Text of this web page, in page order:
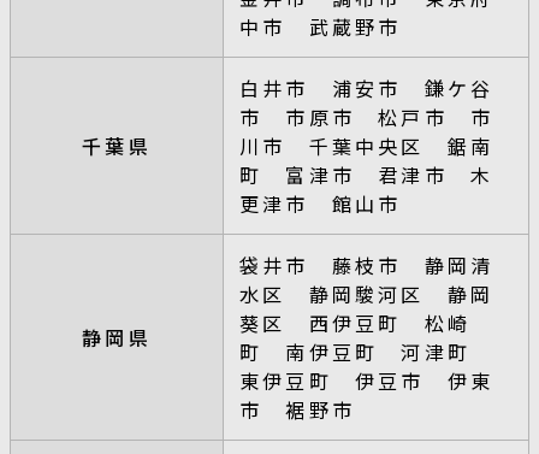
中市 武蔵野市
千葉県
白井市 浦安市 鎌ケ谷
市 市原市 松戸市 市
川市 千葉中央区 鋸南
町 富津市 君津市 木
更津市 館山市
静岡県
袋井市 藤枝市 静岡清
水区 静岡駿河区 静岡
葵区 西伊豆町 松崎
町 南伊豆町 河津町
東伊豆町 伊豆市 伊東
市 裾野市